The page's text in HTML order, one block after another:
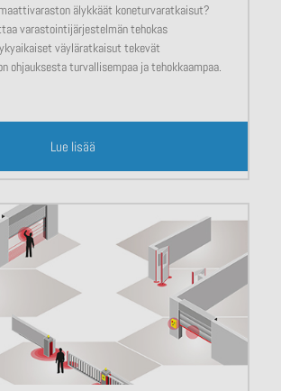
älykkäät koneturvaratkaisut?
varastointijärjestelmän tehokas
väyläratkaisut tekevät
ohjauksesta turvallisempaa ja tehokkaampaa.
Lue lisää